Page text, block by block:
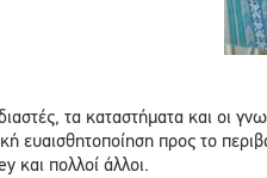
τα καταστήματα και
ευαισθητοποίηση προς το
και πολλοί άλλοι.